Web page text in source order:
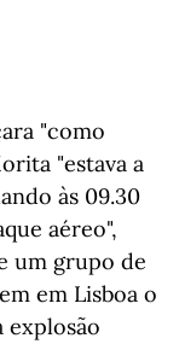
"como
"estava a
às 09.30
aéreo",
um grupo de
em Lisboa o
explosão